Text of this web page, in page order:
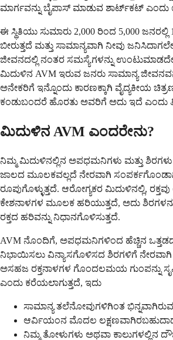
ಮಾರ್ಗವನ್ನು ಬೈಪಾಸ್ ಮಾಡುವ ಶಾರ್ಟ್‌ಕಟ್
ಈ ಸ್ಥಿತಿಯು ಸುಮಾರು 2,000 ರಿಂದ 5,000
ಬೀರುತ್ತದೆ ಮತ್ತು ಸಾಮಾನ್ಯವಾಗಿ ನೀವು
ಜೀವನದಲ್ಲಿ ನಂತರ ಸಮಸ್ಯೆಗಳನ್ನು
ಮಿದುಳಿನ AVM ಇರುವ ಜನರು ಸಾಮಾನ್ಯ
ಅನೇಕರಿಗೆ ಇನ್ನೊಂದು ಕಾರಣಕ್ಕಾಗಿ ವೈದ್ಯಕೀಯ
ಕಂಡುಬಂದರೆ ಹೊರತು ಅವರಿಗೆ ಅದು ಇದೆ ಎಂದು
ಮಿದುಳಿನ AVM ಎಂದರೇನು?
ನಿಮ್ಮ ಮಿದುಳಿನಲ್ಲಿನ ಅಪಧಮನಿಗಳು ಮತ್ತು ಶಿರಗಳು
ಜಾಲದ ಮೂಲಕವಲ್ಲದೆ ನೇರವಾಗಿ
ರೂಪುಗೊಳ್ಳುತ್ತದೆ. ಆರೋಗ್ಯಕರ ಮಿದುಳಿನಲ್ಲಿ,
ಕೇಶನಾಳಗಳ ಮೂಲಕ ಹರಿಯುತ್ತದೆ, ಅದು
ರಕ್ತದ ಹರಿವನ್ನು ನಿಧಾನಗೊಳಿಸುತ್ತದೆ.
AVM ನೊಂದಿಗೆ, ಅಪಧಮನಿಗಳಿಂದ ಹೆಚ್ಚಿನ ಒತ್ತಡದ
ನಿಭಾಯಿಸಲು ವಿನ್ಯಾಸಗೊಳಿಸದ ಶಿರಗಳಿಗೆ
ಅಸಹಜ ರಕ್ತನಾಳಗಳ ಗೊಂದಲಮಯ ಗುಂಪನ್ನು
ಎಂದು ಕರೆಯಲಾಗುತ್ತದೆ, ಇದು
ಸಾಮಾನ್ಯ ತಲೆನೋವುಗಳಿಗಿಂತ
ಆರ್ವಿಯಂನ ಮೊದಲ ಲಕ್ಷಣವಾಗಿರಬಹುದಾದ
ನಿಮ್ಮ ತೋಳುಗಳು ಅಥವಾ ಕಾಲುಗಳಲ್ಲಿನ